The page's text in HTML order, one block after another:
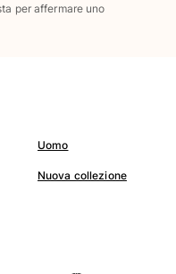
per affermare uno
Uomo
Nuova collezione